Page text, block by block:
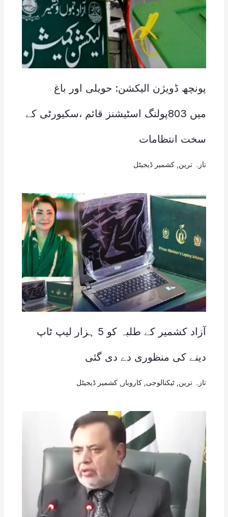
پونچھ ڈویژن الیکشن: حویلی اور باغ
میں 803پولنگ اسٹیشنز قائم ،سکیورٹی کے
سخت انتظامات
تازہ ترین کشمیر ڈیجیٹل
آزاد کشمیر کے طلبہ کو 5 ہزار لیپ ٹاپ
دینے کی منظوری دے دی گئی
تازہ ترین ٹیکنالوجی کاروبار کشمیر ڈیجیٹل